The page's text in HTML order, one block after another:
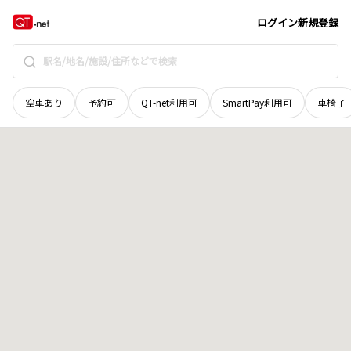
ログイン新規登録
空車あり 予約可 QT-net利用可 SmartPay利用可 車椅子
青森県 地域選択で探す